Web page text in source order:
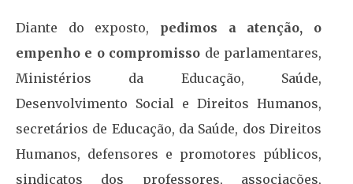
Diante do exposto, pedimos a atenção, o
empenho e o compromisso de parlamentares,
Ministérios da Educação, Saúde,
Desenvolvimento Social e Direitos Humanos,
secretários de Educação, da Saúde, dos Direitos
Humanos, defensores e promotores públicos,
sindicatos dos professores, associações,